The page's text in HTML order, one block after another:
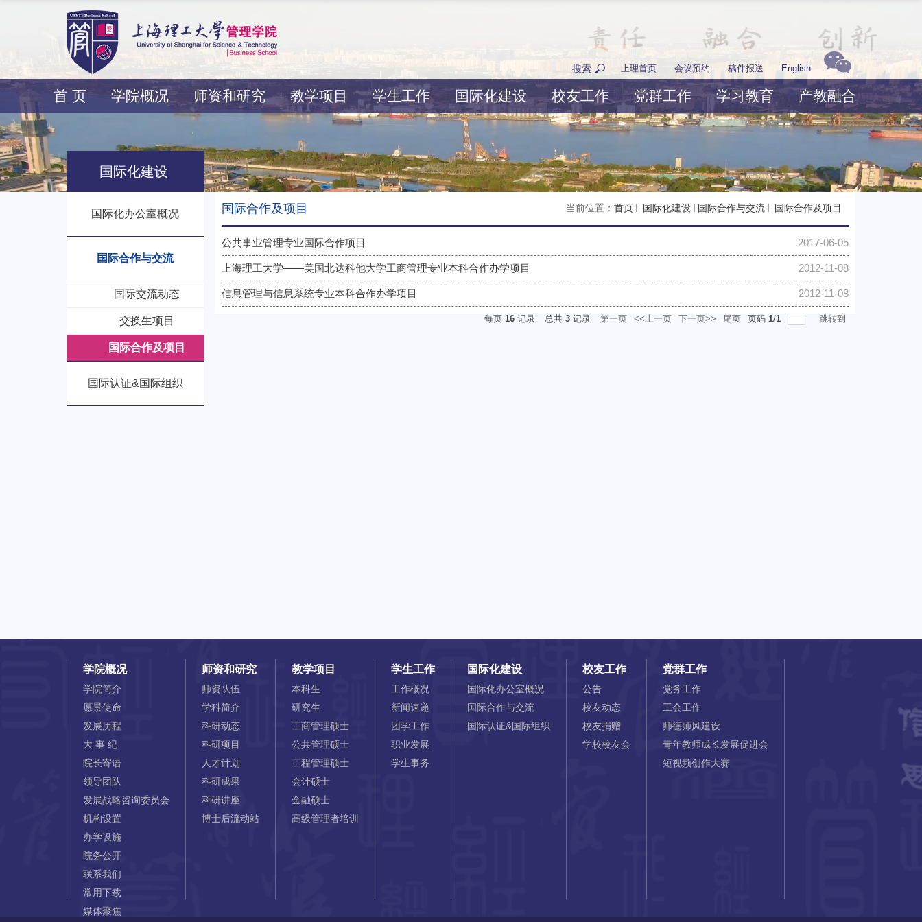
上理首页 会议预约 稿件报送 English
搜索
首 页 学院概况 师资和研究 教学项目 学生工作 国际化建设 校友工作 党群工作 学习教育 产教融合
国际化建设
国际化办公室概况
国际合作与交流
国际交流动态
交换生项目
国际合作及项目
国际认证&国际组织
当前位置： 首页 国际化建设 国际合作与交流 国际合作及项目
国际合作及项目
公共事业管理专业国际合作项目 2017-06-05
上海理工大学——美国北达科他大学工商管理专业本科合作办学项目 2012-11-08
信息管理与信息系统专业本科合作办学项目 2012-11-08
每页 16 记录 总共 3 记录 第一页 <<上一页 下一页>> 尾页 页码 1/1 跳转到
学院概况
学院简介
愿景使命
发展历程
大 事 纪
院长寄语
领导团队
发展战略咨询委员会
机构设置
办学设施
院务公开
联系我们
常用下载
媒体聚焦
师资和研究
师资队伍
学科简介
科研动态
科研项目
人才计划
科研成果
科研讲座
博士后流动站
教学项目
本科生
研究生
工商管理硕士
公共管理硕士
工程管理硕士
会计硕士
金融硕士
高级管理者培训
学生工作
工作概况
新闻速递
团学工作
职业发展
学生事务
国际化建设
国际化办公室概况
国际合作与交流
国际认证&国际组织
校友工作
公告
校友动态
校友捐赠
学校校友会
党群工作
党务工作
工会工作
师德师风建设
青年教师成长发展促进会
短视频创作大赛